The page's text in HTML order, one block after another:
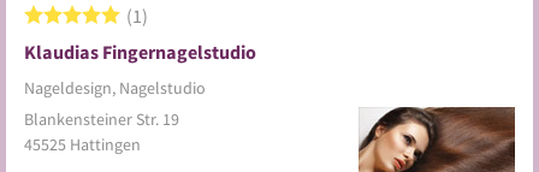
Klaudias Fingernagelstudio
Nageldesign, Nagelstudio
1
Blankensteiner Str. 19
45525 Hattingen